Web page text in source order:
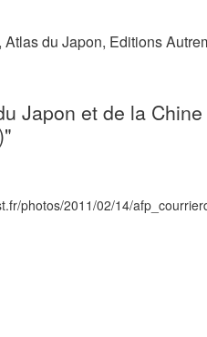
du Japon, Editions
Japon et de la